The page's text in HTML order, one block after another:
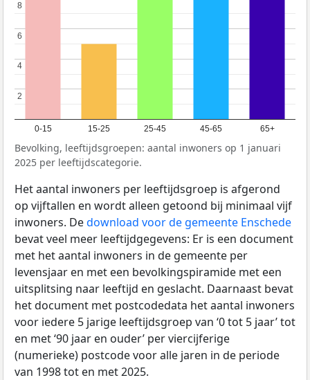
0-15 15-25 25-45 45-65 65+
2
2
4
4
6
6
8
8
Bevolking, leeftijdsgroepen: aantal inwoners op 1 januari
2025 per leeftijdscategorie.
Het aantal inwoners per leeftijdsgroep is afgerond
op vijftallen en wordt alleen getoond bij minimaal vijf
inwoners. Dedownload voor de gemeente Enschede
bevat veel meer leeftijdgegevens: Er is een document
met het aantal inwoners in de gemeente per
levensjaar en met een bevolkingspiramide met een
uitsplitsing naar leeftijd en geslacht. Daarnaast bevat
het document met postcodedata het aantal inwoners
voor iedere 5 jarige leeftijdsgroep van ‘0 tot 5 jaar’ tot
en met ‘90 jaar en ouder’ per viercijferige
(numerieke) postcode voor alle jaren in de periode
van 1998 tot en met 2025.